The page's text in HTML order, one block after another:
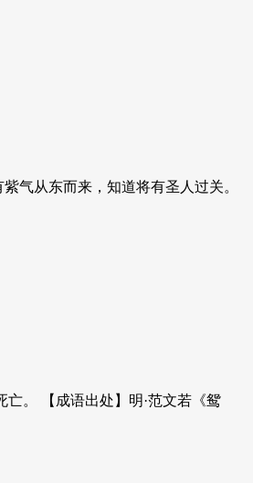
气从东而来，知道将有圣人过关。
。 【成语出处】明·范文若《鸳